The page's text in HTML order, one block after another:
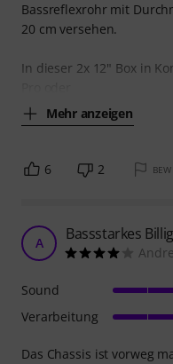
Bassreflexrohr mit
20 cm versehen.
In dieser 2x 12" Box in
Mehr anzeigen
6 2
A Bassstarkes
Das Chassis ist vorweg
Sound
Verarbeitung